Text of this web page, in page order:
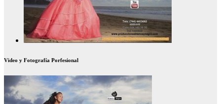
Video y Fotografía Porfesional